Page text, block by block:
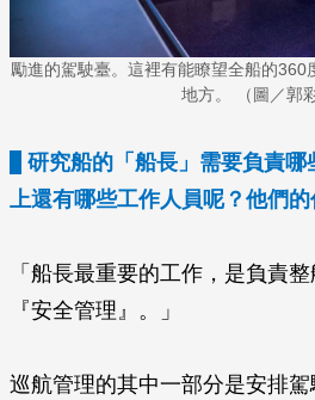
勵進的駕駛臺。這裡有能瞭望全船的360
地方。 （圖／郭
研究船的「船長」需要負責
上還有哪些工作人員呢？他們
「船長最重要的工作，是負責
『安全管理』。」
巡航管理的其中一部分是安排